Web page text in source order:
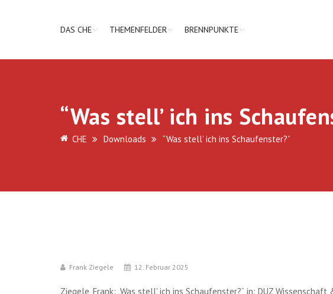
DAS CHE THEMENFELDER BRENNPUNKTE
“Was stell’ ich ins
CHE Downloads “Was stell’ ich ins Schaufenster?”
Frank Ziegele 12. Februar 2025
Ziegele, Frank: „Was stell' ich ins Schaufenster?“, in: DUZ